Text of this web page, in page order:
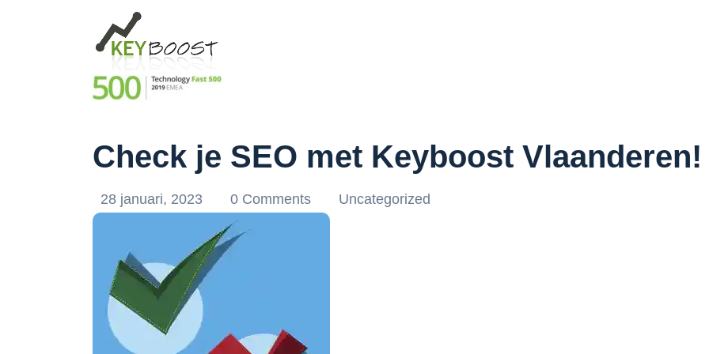
Check je SEO met Keyboost Vlaanderen!
28 januari, 2023 0 Comments Uncategorized